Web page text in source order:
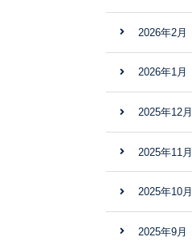
2026年2月
2026年1月
2025年12月
2025年11月
2025年10月
2025年9月